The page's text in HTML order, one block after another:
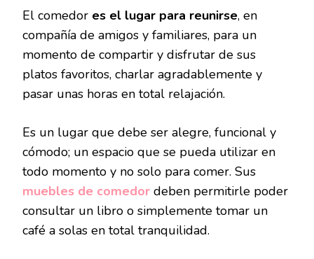
El comedor es el lugar para reunirse, en
compañía de amigos y familiares, para un
momento de compartir y disfrutar de sus
platos favoritos, charlar agradablemente y
pasar unas horas en total relajación.
Es un lugar que debe ser alegre, funcional y
cómodo; un espacio que se pueda utilizar en
todo momento y no solo para comer. Sus
muebles de comedor deben permitirle poder
consultar un libro o simplemente tomar un
café a solas en total tranquilidad.